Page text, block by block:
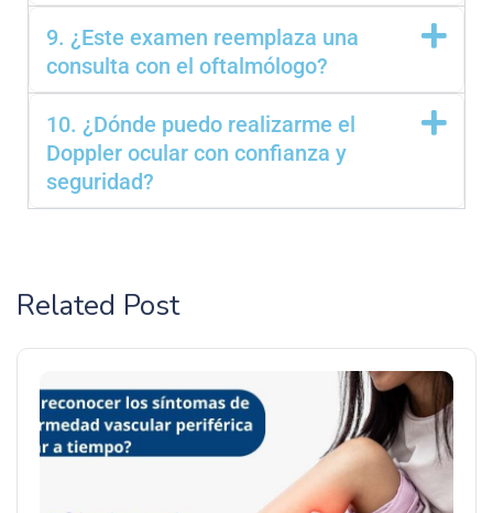
9. ¿Este examen reemplaza una
consulta con el oftalmólogo?
10. ¿Dónde puedo realizarme el
Doppler ocular con confianza y
seguridad?
Related Post